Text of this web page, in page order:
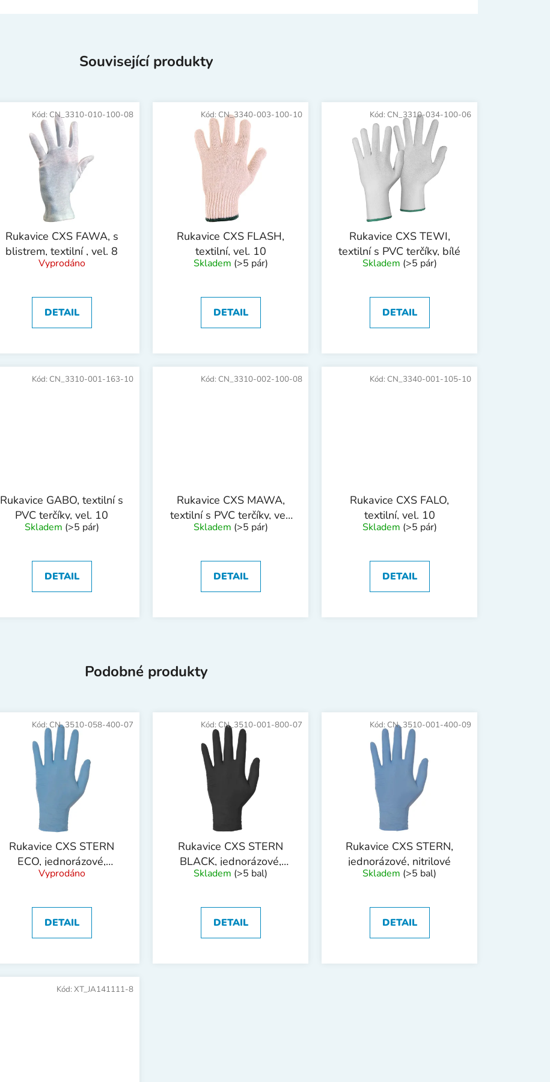
Související produkty
Rukavice CXS FAWA, s
blistrem, textilní , vel. 8
Vyprodáno
DETAIL
Kód: CN_3310-010-100-08
Rukavice CXS FLASH,
textilní, vel. 10
Skladem (>5 pár)
DETAIL
Kód: CN_3340-003-100-10
Rukavice CXS TEWI,
textilní s PVC terčíky, bílé
Skladem (>5 pár)
DETAIL
Kód: CN_3310-034-100-06
Rukavice GABO, textilní s
PVC terčíky, vel. 10
Skladem (>5 pár)
DETAIL
Kód: CN_3310-001-163-10
Rukavice CXS MAWA,
textilní s PVC terčíky, vel.
08
Skladem (>5 pár)
DETAIL
Kód: CN_3310-002-100-08
Rukavice CXS FALO,
textilní, vel. 10
Skladem (>5 pár)
DETAIL
Kód: CN_3340-001-105-10
Podobné produkty
Rukavice CXS STERN
ECO, jednorázové,
nitrilové, vel. 09
Vyprodáno
DETAIL
Kód:CN_3510-058-400-07
Rukavice CXS STERN
BLACK, jednorázové,
nitrilové
Skladem (>5 bal)
DETAIL
Kód: CN_3510-001-800-07
Rukavice CXS STERN,
jednorázové, nitrilové
Skladem (>5 bal)
DETAIL
Kód: CN_3510-001-400-09
Kód: XT_JA141111-8